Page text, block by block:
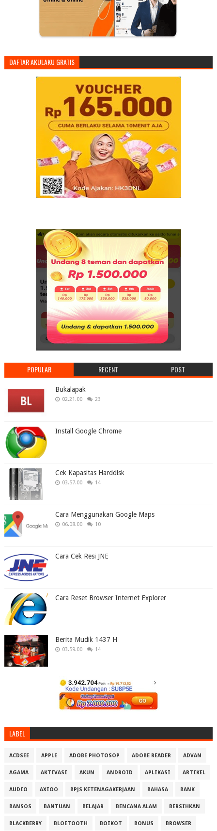
DAFTAR AKULAKU GRATIS
POPULAR RECENT POST
Bukalapak
02.21.00 23
Install Google Chrome
Cek Kapasitas Harddisk
03.57.00 14
Cara Menggunakan Google Maps
06.08.00 10
Cara Cek Resi JNE
Cara Reset Browser Internet Explorer
Berita Mudik 1437 H
03.59.00 14
LABEL
ACDSEE APPLE ADOBE PHOTOSOP ADOBE READER ADVAN
AGAMA AKTIVASI AKUN ANDROID APLIKASI ARTIKEL
AUDIO AXIOO BPJS KETENAGAKERJAAN BAHASA BANK
BANSOS BANTUAN BELAJAR BENCANA ALAM BERSIHKAN
BLACKBERRY BLOETOOTH BOIKOT BONUS BROWSER